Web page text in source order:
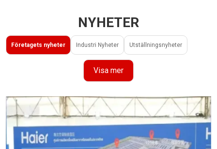
NYHETER
Företagets nyheter Industri Nyheter Utställningsnyheter
Visa mer